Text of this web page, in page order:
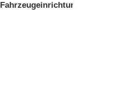
Fahrzeugeinrichtung